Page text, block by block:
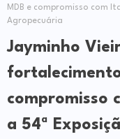
MDB e compromisso com
Agropecuária
Jayminho
compromisso
a 54ª